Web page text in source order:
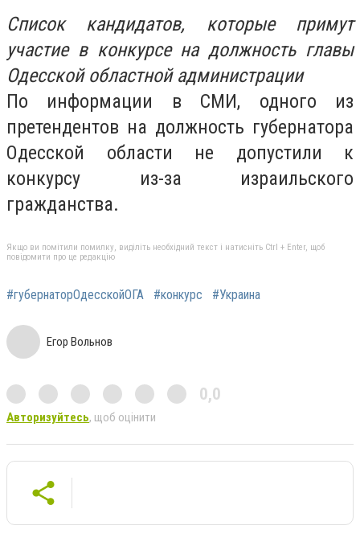
Список кандидатов, которые примут
участие в конкурсе на должность главы
Одесской областной администрации
По информации в СМИ, одного из
претендентов на должность губернатора
Одесской области не допустили к
конкурсу из-за израильского
гражданства.
Якщо ви помітили помилку, виділіть необхідний текст і натисніть Ctrl + Enter, щоб
повідомити про це редакцію
#губернаторОдесскойОГА #конкурс #Украина
Егор Вольнов
0,0
Авторизуйтесь, щоб оцінити